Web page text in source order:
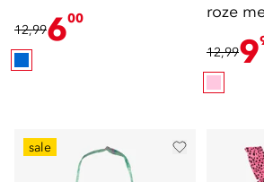
12,99600
roze
12,999
sale